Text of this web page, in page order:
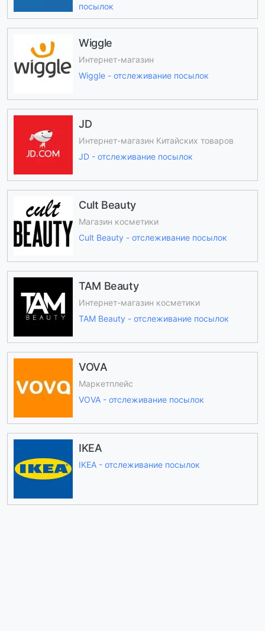
посылок
Wiggle
Интернет-магазин
Wiggle - отслеживание посылок
JD
Интернет-магазин Китайских товаров
JD - отслеживание посылок
Cult Beauty
Магазин косметики
Cult Beauty - отслеживание посылок
TAM Beauty
Интернет-магазин косметики
TAM Beauty - отслеживание посылок
VOVA
Маркетплейс
VOVA - отслеживание посылок
IKEA
IKEA - отслеживание посылок